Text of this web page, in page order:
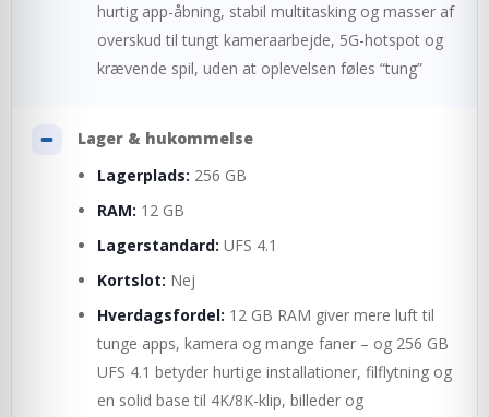
hurtig app-åbning, stabil multitasking og masser af
overskud til tungt kameraarbejde, 5G-hotspot og
krævende spil, uden at oplevelsen føles “tung”
Lager & hukommelse
Lagerplads: 256 GB
RAM: 12 GB
Lagerstandard: UFS 4.1
Kortslot: Nej
Hverdagsfordel: 12 GB RAM giver mere luft til
tunge apps, kamera og mange faner – og 256 GB
UFS 4.1 betyder hurtige installationer, filflytning og
en solid base til 4K/8K-klip, billeder og